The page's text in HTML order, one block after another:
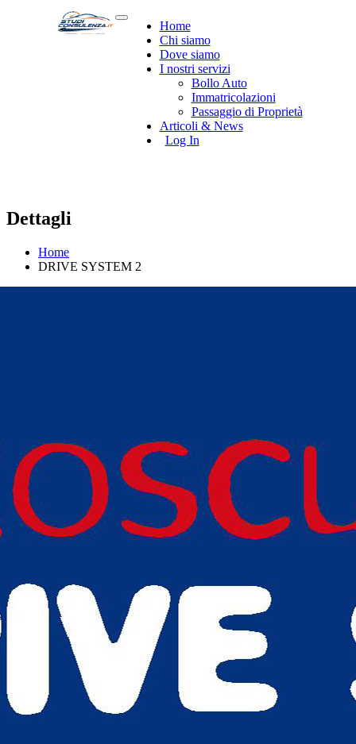
Home
Chi siamo
Dove siamo
I nostri servizi
Bollo Auto
Immatricolazioni
Passaggio di Proprietà
Articoli & News
Log In
Dettagli
Home
DRIVE SYSTEM 2